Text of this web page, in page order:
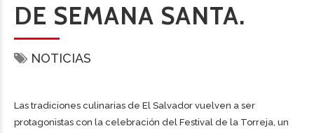
DE SEMANA SANTA.
NOTICIAS
Las tradiciones culinarias de El Salvador vuelven a ser
protagonistas con la celebración del Festival de la Torreja, un